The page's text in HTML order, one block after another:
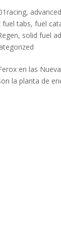
,
fuel tabs,fuel
, solid fuel
en las
la planta de